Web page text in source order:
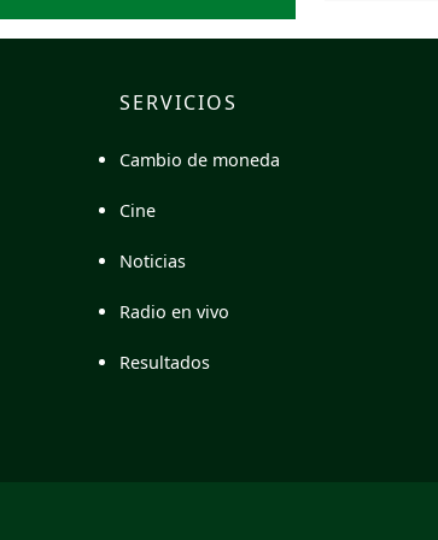
SERVICIOS
Cambio de moneda
Cine
Noticias
Radio en vivo
Resultados